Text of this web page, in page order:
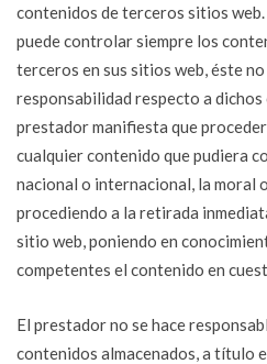
contenidos de terceros sitios
puede controlar siempre los
terceros en sus sitios web, éste
responsabilidad respecto a
prestador manifiesta que
cualquier contenido que pudiera
nacional o internacional, la moral
procediendo a la retirada
sitio web, poniendo en
competentes el contenido en
El prestador no se hace
contenidos almacenados, a título